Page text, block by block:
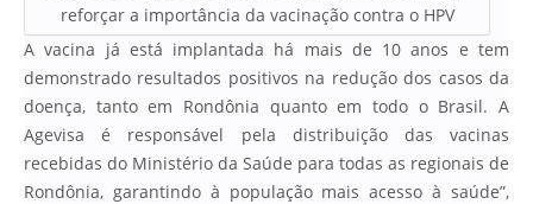
reforçar a importância da vacinação contra o HPV
A vacina já está implantada há mais de 10 anos e tem
demonstrado resultados positivos na redução dos casos da
doença, tanto em Rondônia quanto em todo o Brasil. A
Agevisa é responsável pela distribuição das vacinas
recebidas do Ministério da Saúde para todas as regionais de
Rondônia, garantindo à população mais acesso à saúde”,